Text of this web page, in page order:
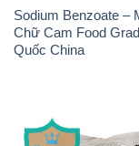
Sodium Benzoate –
Chữ Cam Food
Quốc China